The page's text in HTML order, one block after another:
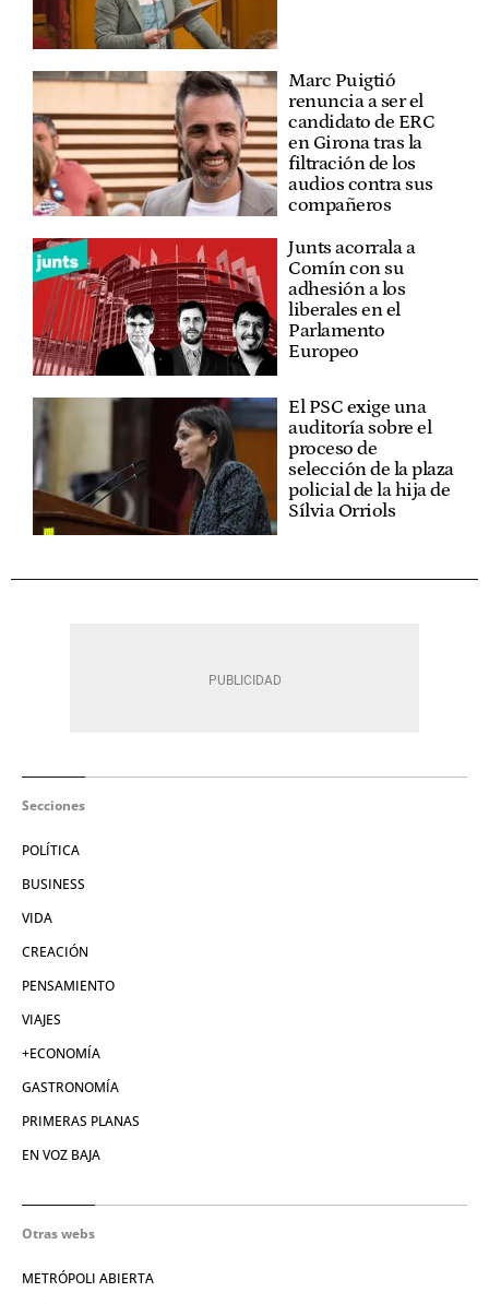
Marc Puigtió
renuncia a ser el
candidato de ERC
en Girona tras la
filtración de los
audios contra sus
compañeros
Junts acorrala a
Comín con su
adhesión a los
liberales en el
Parlamento
Europeo
El PSC exige una
auditoría sobre el
proceso de
selección de la plaza
policial de la hija de
Sílvia Orriols
Secciones
POLÍTICA
BUSINESS
VIDA
CREACIÓN
PENSAMIENTO
VIAJES
+ECONOMÍA
GASTRONOMÍA
PRIMERAS PLANAS
EN VOZ BAJA
Otras webs
METRÓPOLI ABIERTA